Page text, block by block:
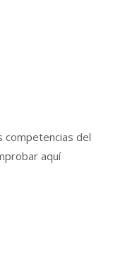
competencias del
aquí